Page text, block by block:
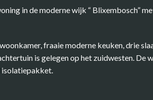
in de moderne wijk “ Blixembosch”
fraaie moderne keuken, drie
is gelegen op het zuidwesten. De
isolatiepakket.